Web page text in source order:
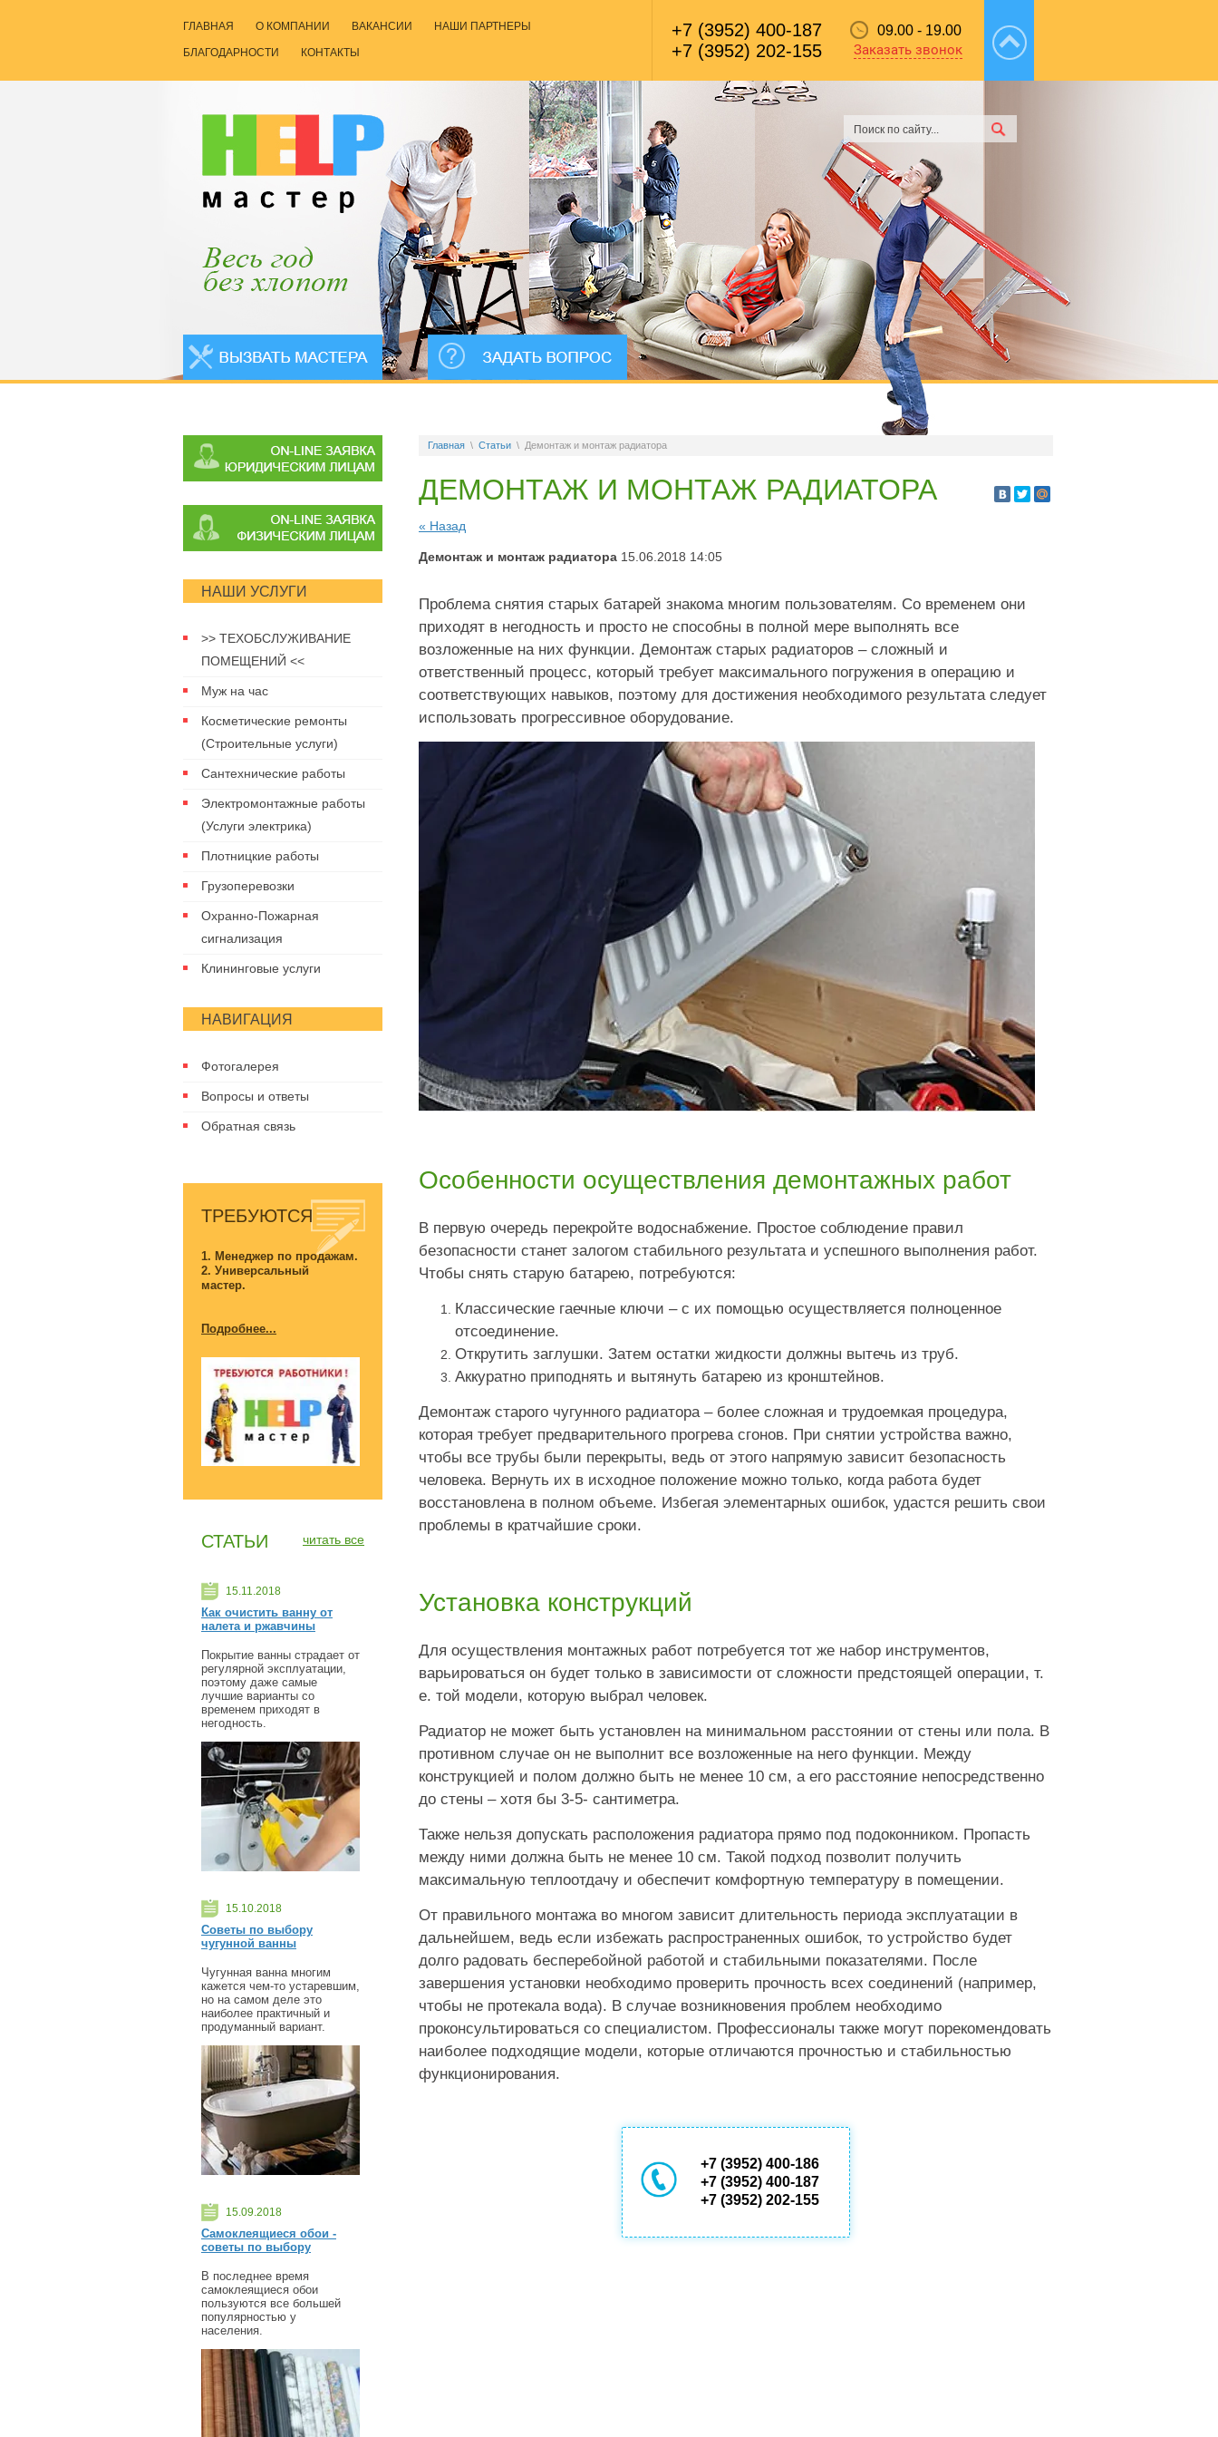
09.00 - 19.00
Заказать звонок
+7 (3952) 400-187
+7 (3952) 202-155
ГЛАВНАЯ О КОМПАНИИ ВАКАНСИИ НАШИ ПАРТНЕРЫ
БЛАГОДАРНОСТИ КОНТАКТЫ
Главная \ Статьи \ Демонтаж и монтаж радиатора
ДЕМОНТАЖ И МОНТАЖ РАДИАТОРА
« Назад
Демонтаж и монтаж радиатора 15.06.2018 14:05
Проблема снятия старых батарей знакома многим пользователям. Со временем они
приходят в негодность и просто не способны в полной мере выполнять все
возложенные на них функции. Демонтаж старых радиаторов – сложный и
ответственный процесс, который требует максимального погружения в операцию и
соответствующих навыков, поэтому для достижения необходимого результата следует
использовать прогрессивное оборудование.
Особенности осуществления демонтажных работ
В первую очередь перекройте водоснабжение. Простое соблюдение правил
безопасности станет залогом стабильного результата и успешного выполнения работ.
Чтобы снять старую батарею, потребуются:
Классические гаечные ключи – с их помощью осуществляется полноценное
отсоединение.
Открутить заглушки. Затем остатки жидкости должны вытечь из труб.
Аккуратно приподнять и вытянуть батарею из кронштейнов.
Демонтаж старого чугунного радиатора – более сложная и трудоемкая процедура,
которая требует предварительного прогрева сгонов. При снятии устройства важно,
чтобы все трубы были перекрыты, ведь от этого напрямую зависит безопасность
человека. Вернуть их в исходное положение можно только, когда работа будет
восстановлена в полном объеме. Избегая элементарных ошибок, удастся решить свои
проблемы в кратчайшие сроки.
Установка конструкций
Для осуществления монтажных работ потребуется тот же набор инструментов,
варьироваться он будет только в зависимости от сложности предстоящей операции, т.
е. той модели, которую выбрал человек.
Радиатор не может быть установлен на минимальном расстоянии от стены или пола. В
противном случае он не выполнит все возложенные на него функции. Между
конструкцией и полом должно быть не менее 10 см, а его расстояние непосредственно
до стены – хотя бы 3-5- сантиметра.
Также нельзя допускать расположения радиатора прямо под подоконником. Пропасть
между ними должна быть не менее 10 см. Такой подход позволит получить
максимальную теплоотдачу и обеспечит комфортную температуру в помещении.
От правильного монтажа во многом зависит длительность периода эксплуатации в
дальнейшем, ведь если избежать распространенных ошибок, то устройство будет
долго радовать бесперебойной работой и стабильными показателями. После
завершения установки необходимо проверить прочность всех соединений (например,
чтобы не протекала вода). В случае возникновения проблем необходимо
проконсультироваться со специалистом. Профессионалы также могут порекомендовать
наиболее подходящие модели, которые отличаются прочностью и стабильностью
функционирования.
+7 (3952) 400-186
+7 (3952) 400-187
+7 (3952) 202-155
НАШИ УСЛУГИ
>> ТЕХОБСЛУЖИВАНИЕ
ПОМЕЩЕНИЙ <<
Муж на час
Косметические ремонты
(Строительные услуги)
Сантехнические работы
Электромонтажные работы
(Услуги электрика)
Плотницкие работы
Грузоперевозки
Охранно-Пожарная
сигнализация
Клининговые услуги
НАВИГАЦИЯ
Фотогалерея
Вопросы и ответы
Обратная связь
ТРЕБУЮТСЯ
1. Менеджер по продажам.
2. Универсальный
мастер.
Подробнее...
СТАТЬИ читать все
15.11.2018
Как очистить ванну от
налета и ржавчины
Покрытие ванны страдает от
регулярной эксплуатации,
поэтому даже самые
лучшие варианты со
временем приходят в
негодность.
15.10.2018
Советы по выбору
чугунной ванны
Чугунная ванна многим
кажется чем-то устаревшим,
но на самом деле это
наиболее практичный и
продуманный вариант.
15.09.2018
Самоклеящиеся обои -
советы по выбору
В последнее время
самоклеящиеся обои
пользуются все большей
популярностью у
населения.